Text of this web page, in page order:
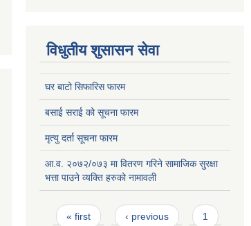
विधुतीय शुसासन सेवा
घर बाटो सिफारिस फारम
बसाई सराई को सूचना फारम
मृत्यु दर्ता सूचना फारम
आ.व. २०७२/०७३ मा वितरण गरिने सामाजिक सुरक्षा
भत्ता पाउने व्यक्ति हरुको नामावली
Pages
« first ‹ previous 1